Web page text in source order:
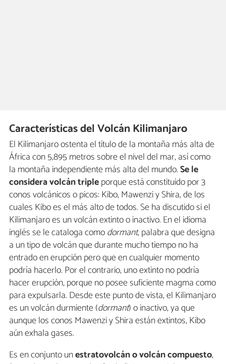
Características del Volcán Kilimanjaro
El Kilimanjaro ostenta el título de la montaña más alta de
África con 5,895 metros sobre el nivel del mar, así como
la montaña independiente más alta del mundo.Se le
considera volcán tripleporque está constituido por 3
conos volcánicos o picos: Kibo, Mawenzi y Shira, de los
cuales Kibo es el más alto de todos. Se ha discutido si el
Kilimanjaro es un volcán extinto o inactivo. En el idioma
inglés se le cataloga comodormant, palabra que designa
a un tipo de volcán que durante mucho tiempo no ha
entrado en erupción pero que en cualquier momento
podría hacerlo. Por el contrario, uno extinto no podría
hacer erupción, porque no posee suficiente magma como
para expulsarla. Desde este punto de vista, el Kilimanjaro
es un volcán durmiente (dormant) o inactivo, ya que
aunque los conos Mawenzi y Shira están extintos, Kibo
aún exhala gases.
Es en conjunto unestratovolcán o volcán compuesto,